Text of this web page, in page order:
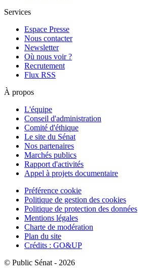
Services
Espace Presse
Nous contacter
Newsletter
Où nous voir ?
Recrutement
Flux RSS
À propos
L'équipe
Conseil d'administration
Comité d'éthique
Le site du Sénat
Nos partenaires
Marchés publics
Rapport d'activités
Appel à projets documentaire
Préférence cookie
Politique de gestion des cookies
Politique de protection des données
Mentions légales
Charte de modération
Plan du site
Crédits : GO&UP
© Public Sénat - 2026